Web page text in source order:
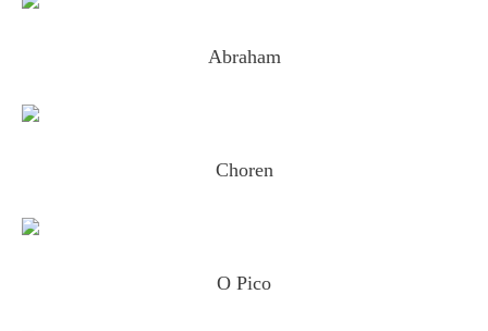
Abraham
Choren
O Pico